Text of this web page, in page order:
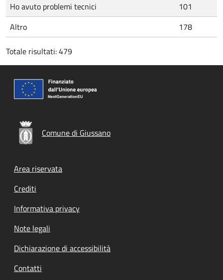
Ho avuto problemi tecnici
101
Altro
178
Totale risultati: 479
Comune di Giussano
Footer menu
Area riservata
Crediti
Informativa privacy
Note legali
Dichiarazione di accessibilità
Contatti